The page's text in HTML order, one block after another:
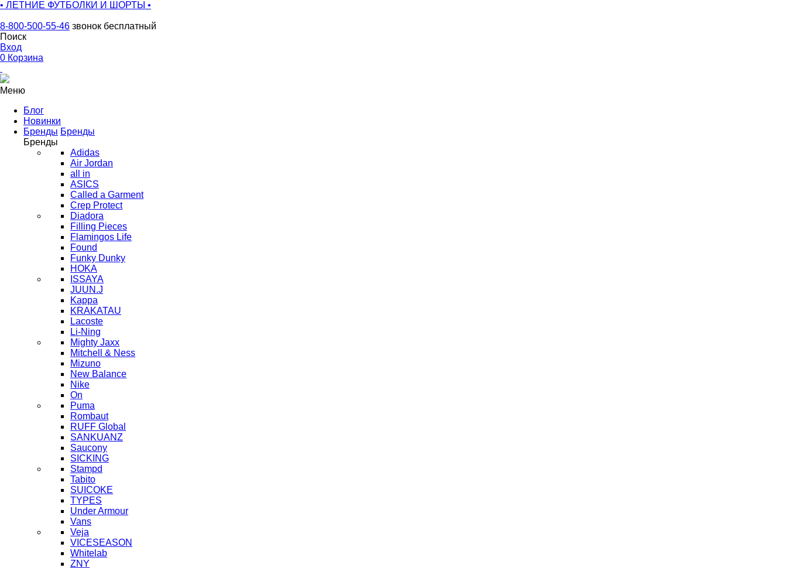
• ЛЕТНИЕ ФУТБОЛКИ И ШОРТЫ •
8-800-500-55-46 звонок бесплатный
Поиск
Вход
0 Корзина
Меню
Блог
Новинки
Бренды Бренды
Бренды
Adidas
Air Jordan
all in
ASICS
Called a Garment
Crep Protect
Diadora
Filling Pieces
Flamingos Life
Found
Funky Dunky
HOKA
ISSAYA
JUUN.J
Kappa
KRAKATAU
Lacoste
Li-Ning
Mighty Jaxx
Mitchell & Ness
Mizuno
New Balance
Nike
On
Puma
Rombaut
RUFF Global
SANKUANZ
Saucony
SICKING
Stampd
Tabito
SUICOKE
TYPES
Under Armour
Vans
Veja
VICESEASON
Whitelab
ZNY